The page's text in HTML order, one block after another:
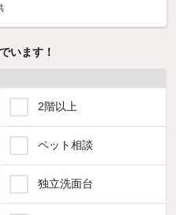
います！
2階以上
ペット相談
独立洗面台